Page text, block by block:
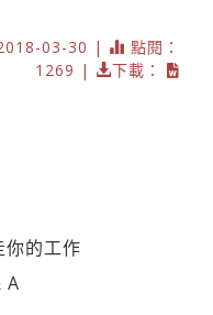
03-30 |
點閱：
1269 |
下載：
你的工作
A